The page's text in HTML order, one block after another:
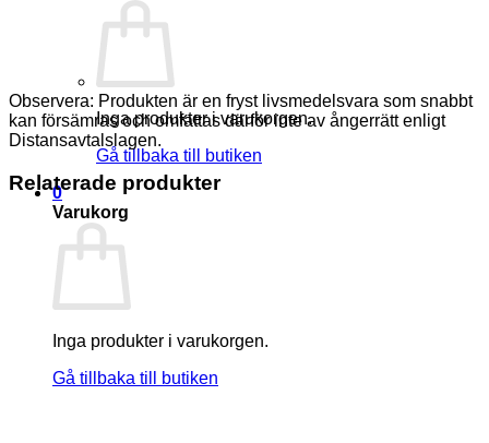
Inga produkter i varukorgen.
Gå tillbaka till butiken
0
Varukorg
Inga produkter i varukorgen.
Gå tillbaka till butiken
Observera: Produkten är en fryst livsmedelsvara som snabbt
kan försämras och omfattas därför inte av ångerrätt enligt
Distansavtalslagen.
Relaterade produkter